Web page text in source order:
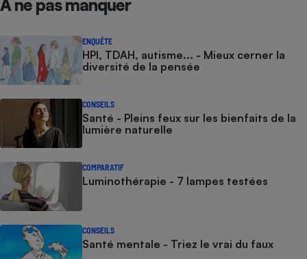
À ne pas manquer
ENQUÊTE
HPI, TDAH, autisme... - Mieux cerner la
diversité de la pensée
CONSEILS
Santé - Pleins feux sur les bienfaits de la
lumière naturelle
COMPARATIF
Luminothérapie - 7 lampes testées
CONSEILS
Santé mentale - Triez le vrai du faux